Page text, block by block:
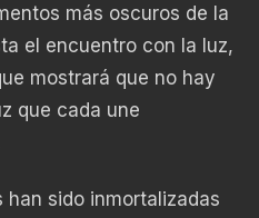
más oscuros de la
el encuentro con la luz,
mostrará que no hay
que cada une
sido inmortalizadas